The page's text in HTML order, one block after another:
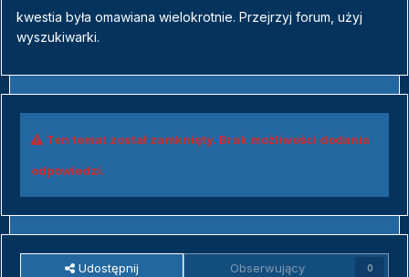
kwestia była omawiana wielokrotnie. Przejrzyj forum, użyj
wyszukiwarki.
Ten temat został zamknięty. Brak możliwości dodania
odpowiedzi.
Udostępnij Obserwujący 0